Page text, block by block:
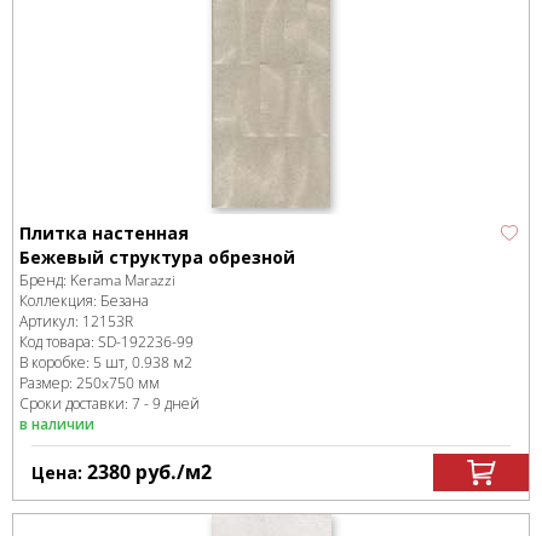
Плитка настенная
Бежевый структура обрезной
Бренд: Kerama Marazzi
Коллекция: Безана
Артикул: 12153R
Код товара: SD-192236-99
В коробке: 5 шт, 0.938 м2
Размер: 250x750 мм
Сроки доставки: 7 - 9 дней
в наличии
Цена: 2380 руб./м2